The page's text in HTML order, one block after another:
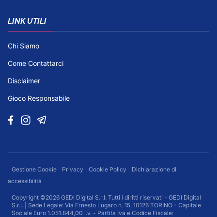
LINK UTILI
Chi Siamo
Come Contattarci
Disclaimer
Gioco Responsabile
Gestione Cookie Privacy Cookie Policy
Dichiarazione di
accessibilità
Copyright ©2026 GEDI Digital S.r.l. Tutti i diritti riservati - GEDI Digital
S.r.l. | Sede Legale: Via Ernesto Lugaro n. 15, 10126 TORINO - Capitale
Sociale Euro 1.051.844,00 i.v. - Partita Iva e Codice Fiscale: